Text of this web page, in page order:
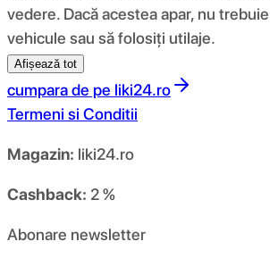
vedere. Dacă acestea apar, nu
vehicule sau să folosiți utilaje.
Afișează tot
cumpara de pe liki24.ro
Termeni si Conditii
Magazin: liki24.ro
Cashback: 2 %
Abonare newsletter